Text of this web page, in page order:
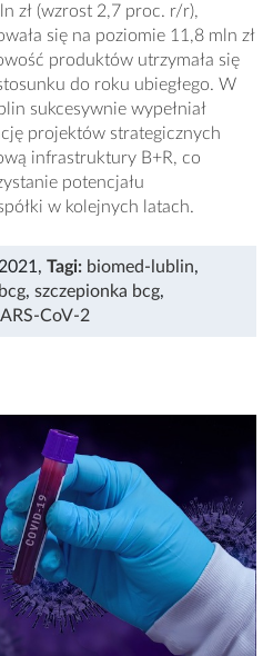
zł (wzrost 2,7 proc. r/r),
się na poziomie 11,8 mln zł
produktów utrzymała się
do roku ubiegłego. W
sukcesywnie wypełniał
projektów strategicznych
infrastruktury B+R, co
potencjału
w kolejnych latach.
, Tagi: biomed-lublin,
, szczepionka bcg,
CoV-2